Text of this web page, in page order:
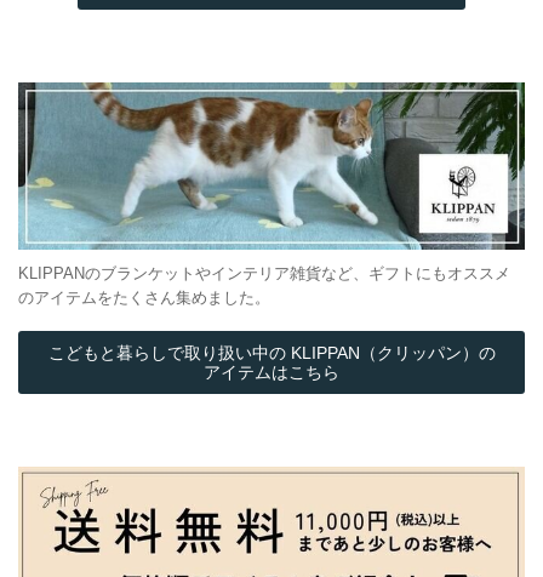
KLIPPANのブランケットやインテリア雑貨など、ギフトにもオススメ
のアイテムをたくさん集めました。
こどもと暮らしで取り扱い中の KLIPPAN（クリッパン）の
アイテムはこちら